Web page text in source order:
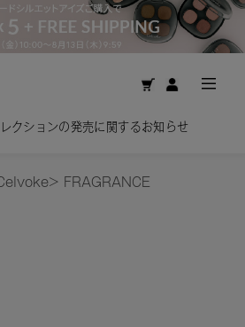
クションの発売に関するお知らせ
> FRAGRANCE